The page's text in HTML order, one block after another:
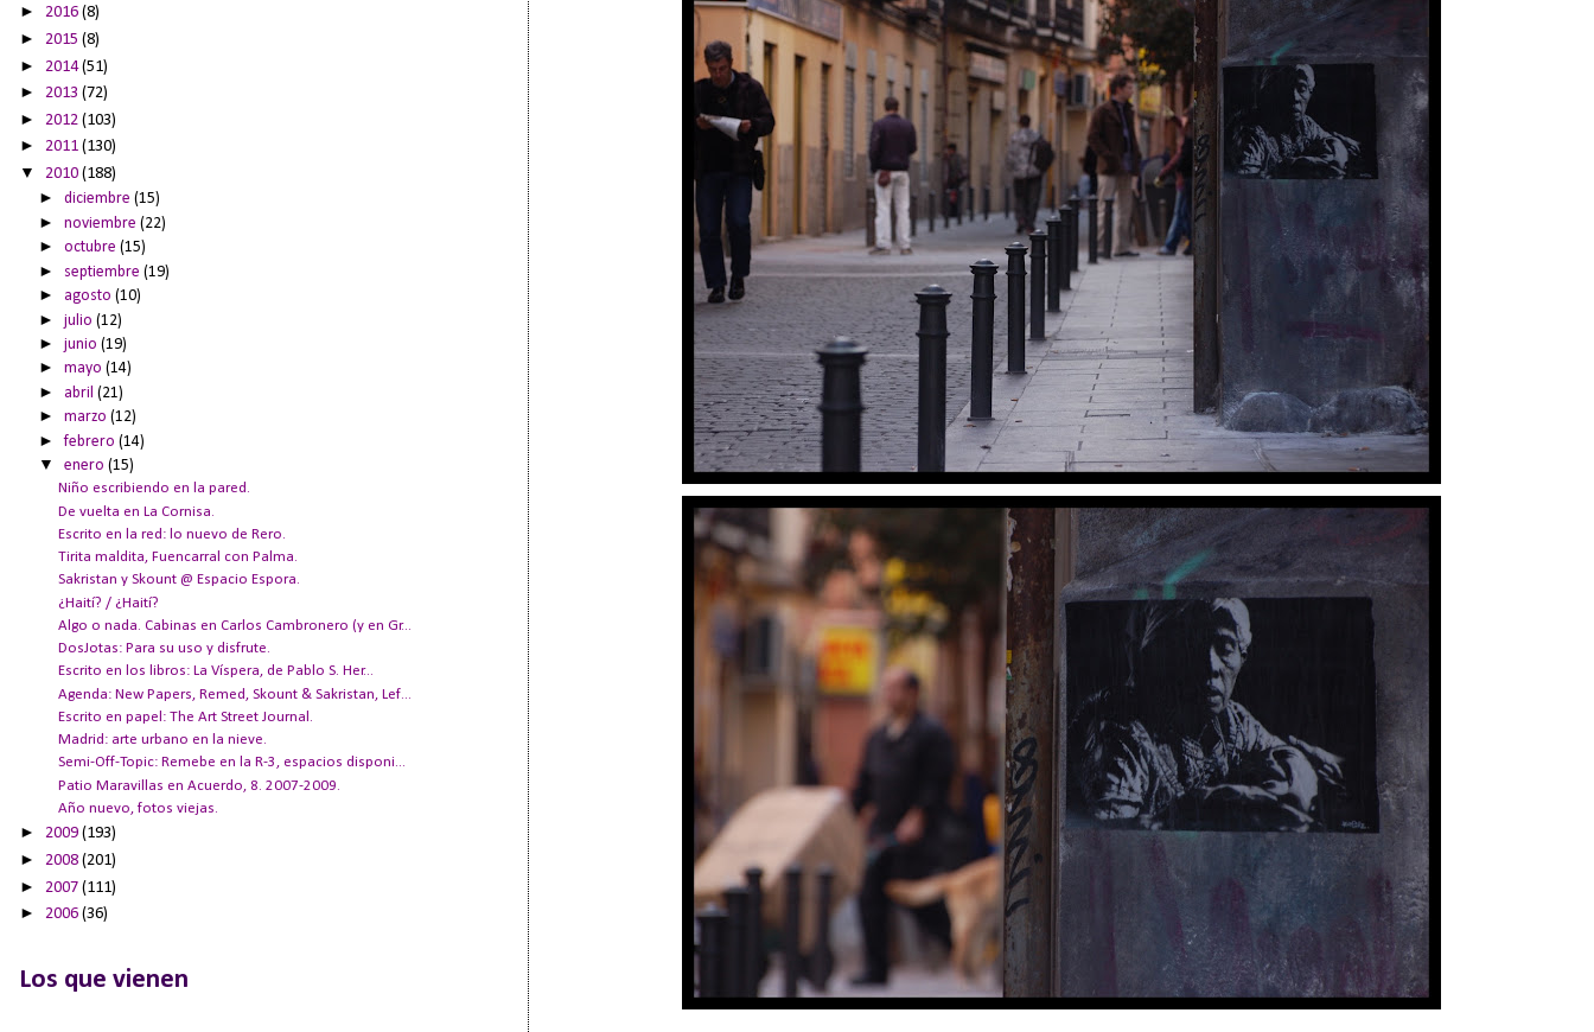
► 2016 (8)
► 2015 (8)
► 2014(51)
► 2013 (72)
► 2012 (103)
► 2011 (130)
▼ 2010 (188)
►diciembre(15)
►noviembre(22)
►octubre(15)
► septiembre(19)
► agosto(10)
►julio(12)
►junio(19)
►mayo(14)
► abril(21)
►marzo(12)
►febrero(14)
▼enero(15)
Niño escribiendo en la pared.
De vuelta en La Cornisa.
Escrito en la red: lo nuevo de Rero.
Tirita maldita, Fuencarral con Palma.
Sakristan y Skount @ Espacio Espora.
¿Haití? / ¿Haití?
Algo o nada. Cabinas en Carlos Cambronero (y en Gr...
DosJotas: Para su uso y disfrute.
Escrito en los libros: La Víspera, de Pablo S. Her...
Agenda: New Papers, Remed, Skount & Sakristan, Lef...
Escrito en papel: The Art Street Journal.
Madrid: arte urbano en la nieve.
Semi-Off-Topic: Remebe en la R-3, espacios disponi...
Patio Maravillas en Acuerdo, 8. 2007-2009.
Año nuevo, fotos viejas.
► 2009 (193)
► 2008 (201)
► 2007 (111)
► 2006 (36)
Los que vienen